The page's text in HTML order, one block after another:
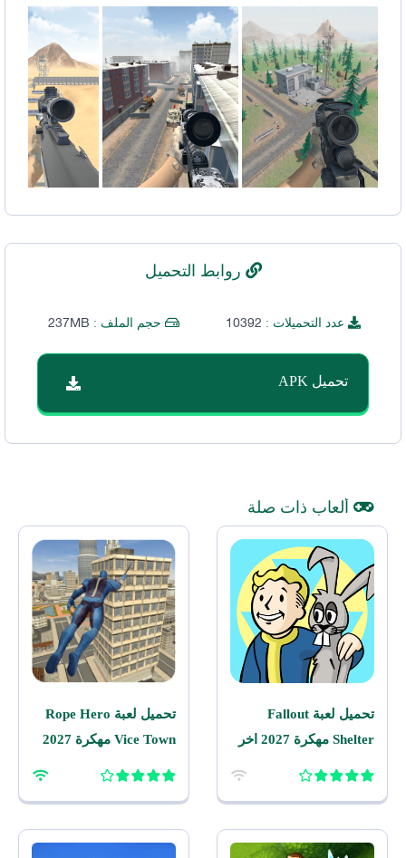
روابط التحميل
عدد التحميلات : 10392 حجم الملف : 237MB
تحميل APK
ألعاب ذات صلة
تحميل لعبة Fallout
Shelter مهكرة 2027 اخر
تحميل لعبة Rope Hero
Vice Town مهكرة 2027